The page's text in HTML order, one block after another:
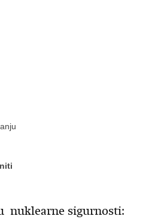
nuklearne sigurnosti: